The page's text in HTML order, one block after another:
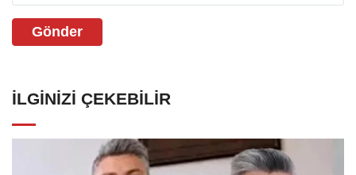
Gönder
İLGINIZI ÇEKEBILIR